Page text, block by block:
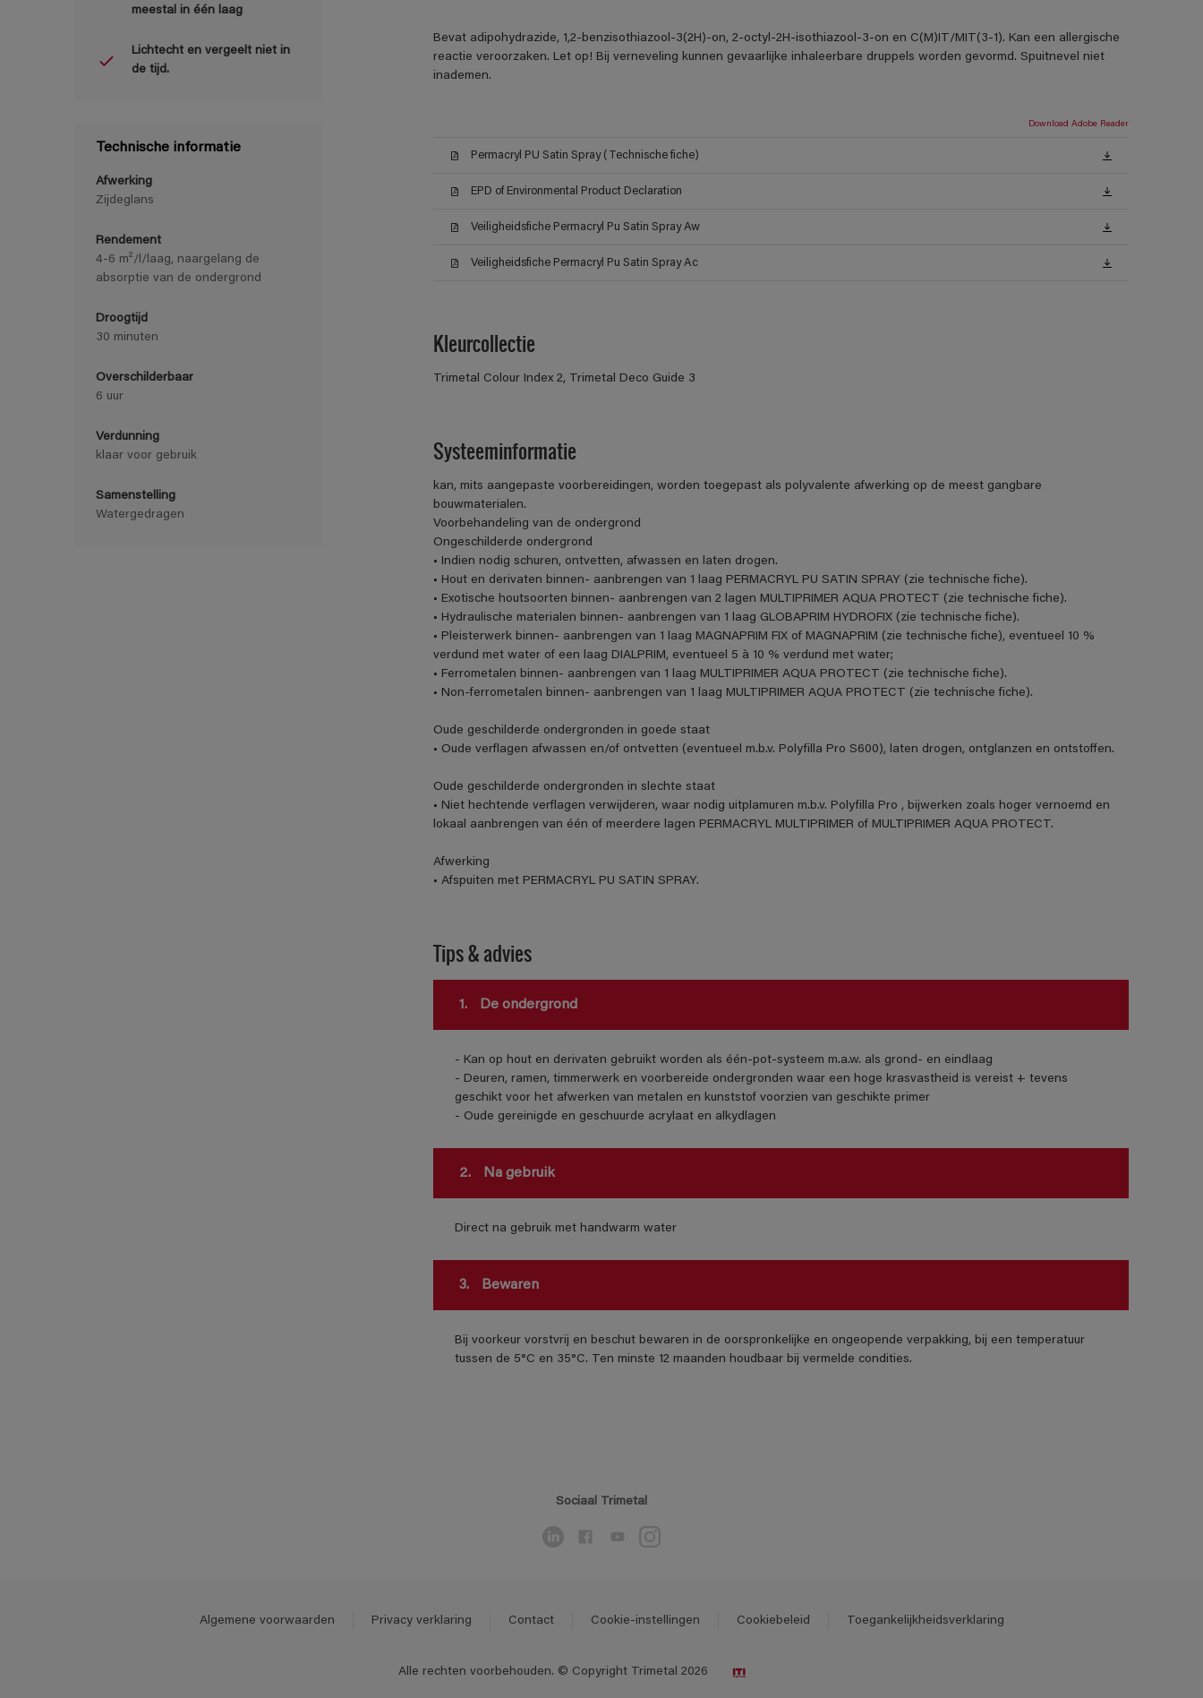
meestal in één laag
Lichtecht en vergeelt niet in
de tijd.
Technische informatie
Afwerking
Zijdeglans
Rendement
4-6 m²/l/laag, naargelang de
absorptie van de ondergrond
Droogtijd
30 minuten
Overschilderbaar
6 uur
Verdunning
klaar voor gebruik
Samenstelling
Watergedragen
Bevat adipohydrazide, 1,2-benzisothiazool-3(2H)-on, 2-octyl-2H-isothiazool-3-on en C(M)IT/MIT(3-1). Kan een allergische
reactie veroorzaken. Let op! Bij verneveling kunnen gevaarlijke inhaleerbare druppels worden gevormd. Spuitnevel niet
inademen.
Download Adobe Reader
Permacryl PU Satin Spray (Technische fiche)
EPD of Environmental Product Declaration
Veiligheidsfiche Permacryl Pu Satin Spray Aw
Veiligheidsfiche Permacryl Pu Satin Spray Ac
Kleurcollectie
Trimetal Colour Index 2, Trimetal Deco Guide 3
Systeeminformatie
kan, mits aangepaste voorbereidingen, worden toegepast als polyvalente afwerking op de meest gangbare
bouwmaterialen.
Voorbehandeling van de ondergrond
Ongeschilderde ondergrond
• Indien nodig schuren, ontvetten, afwassen en laten drogen.
• Hout en derivaten binnen- aanbrengen van 1 laag PERMACRYL PU SATIN SPRAY (zie technische fiche).
• Exotische houtsoorten binnen- aanbrengen van 2 lagen MULTIPRIMER AQUA PROTECT (zie technische fiche).
• Hydraulische materialen binnen- aanbrengen van 1 laag GLOBAPRIM HYDROFIX (zie technische fiche).
• Pleisterwerk binnen- aanbrengen van 1 laag MAGNAPRIM FIX of MAGNAPRIM (zie technische fiche), eventueel 10 %
verdund met water of een laag DIALPRIM, eventueel 5 à 10 % verdund met water;
• Ferrometalen binnen- aanbrengen van 1 laag MULTIPRIMER AQUA PROTECT (zie technische fiche).
• Non-ferrometalen binnen- aanbrengen van 1 laag MULTIPRIMER AQUA PROTECT (zie technische fiche).
Oude geschilderde ondergronden in goede staat
• Oude verflagen afwassen en/of ontvetten (eventueel m.b.v. Polyfilla Pro S600), laten drogen, ontglanzen en ontstoffen.
Oude geschilderde ondergronden in slechte staat
• Niet hechtende verflagen verwijderen, waar nodig uitplamuren m.b.v. Polyfilla Pro , bijwerken zoals hoger vernoemd en
lokaal aanbrengen van één of meerdere lagen PERMACRYL MULTIPRIMER of MULTIPRIMER AQUA PROTECT.
Afwerking
• Afspuiten met PERMACRYL PU SATIN SPRAY.
Tips & advies
1. De ondergrond
- Kan op hout en derivaten gebruikt worden als één-pot-systeem m.a.w. als grond- en eindlaag
- Deuren, ramen, timmerwerk en voorbereide ondergronden waar een hoge krasvastheid is vereist + tevens
geschikt voor het afwerken van metalen en kunststof voorzien van geschikte primer
- Oude gereinigde en geschuurde acrylaat en alkydlagen
2. Na gebruik
Direct na gebruik met handwarm water
3. Bewaren
Bij voorkeur vorstvrij en beschut bewaren in de oorspronkelijke en ongeopende verpakking, bij een temperatuur
tussen de 5°C en 35°C. Ten minste 12 maanden houdbaar bij vermelde condities.
Sociaal Trimetal
Algemene voorwaarden Privacy verklaring Contact Cookie-instellingen Cookiebeleid Toegankelijkheidsverklaring
Alle rechten voorbehouden. © Copyright Trimetal 2026